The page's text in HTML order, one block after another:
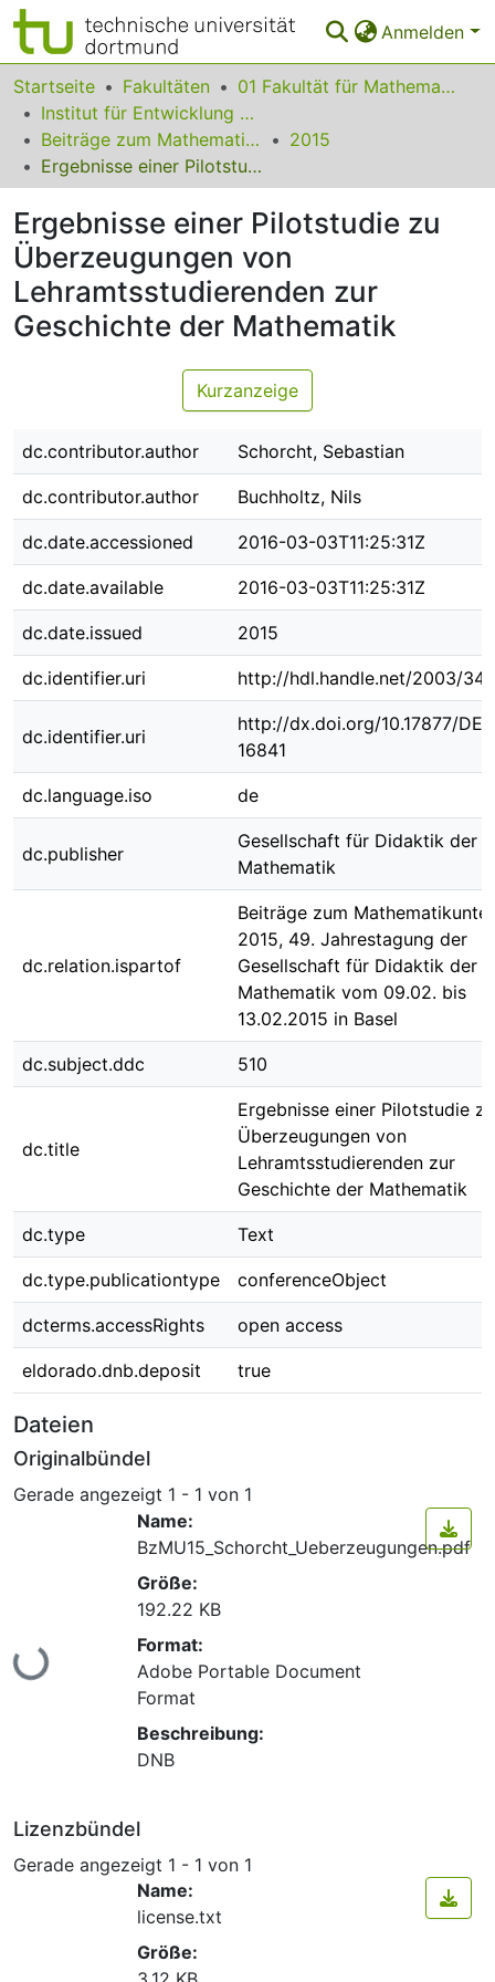
Anmelden
Bereiche & Sammlungen
Das gesamte Repositorium
Statistiken
FAQ
Leitlinien
Zurück zur Startseite
Startseite Fakultäten
01 Fakultät für Mathematik
Institut für Entwicklung und Erforschung des Mathematikunterrichts
Beiträge zum Mathematikunterricht
2015
Ergebnisse einer Pilotstudie zu Überzeugungen von Lehramtsstudierenden zur Geschichte der Mathematik
Ergebnisse einer Pilotstudie zu
Überzeugungen von
Lehramtsstudierenden zur
Geschichte der Mathematik
Kurzanzeige
dc.contributor.author Schorcht, Sebastian
dc.contributor.author Buchholtz, Nils
dc.date.accessioned 2016-03-03T11:25:31Z
dc.date.available 2016-03-03T11:25:31Z
dc.date.issued 2015
dc.identifier.uri http://hdl.handle.net/2003/
dc.identifier.uri
http://dx.doi.org/10.17877/
16841
dc.language.iso de
dc.publisher
Gesellschaft für Didaktik der
Mathematik
dc.relation.ispartof
Beiträge zum
2015, 49. Jahrestagung der
Gesellschaft für Didaktik der
Mathematik vom 09.02. bis
13.02.2015 in Basel
dc.subject.ddc 510
dc.title
Ergebnisse einer Pilotstudie zu
Überzeugungen von
Lehramtsstudierenden zur
Geschichte der Mathematik
dc.type Text
dc.type.publicationtype conferenceObject
dcterms.accessRights open access
eldorado.dnb.deposit true
Dateien
Originalbündel
Gerade angezeigt 1 - 1 von 1
Lade...
Name:
BzMU15_Schorcht_Ueberzeugungen.pdf
Größe:
192.22 KB
Format:
Adobe Portable Document
Format
Beschreibung:
DNB
Lizenzbündel
Gerade angezeigt 1 - 1 von 1
Name:
license.txt
Größe: